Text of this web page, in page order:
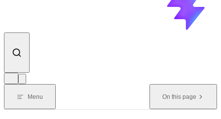
Menu On this page